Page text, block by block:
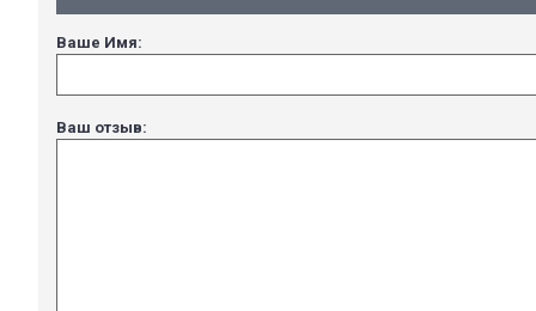
Ваше Имя:
Ваш отзыв: